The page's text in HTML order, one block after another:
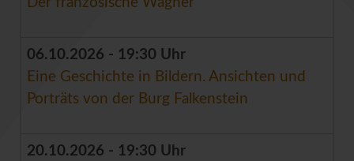
06.10.2026 - 19:30 Uhr
Eine Geschichte in Bildern. Ansichten und
Porträts von der Burg Falkenstein
20.10.2026 - 19:30 Uhr